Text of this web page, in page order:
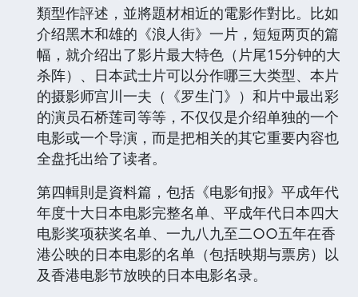
類型作評述，並將題材相近的電影作對比。比如
介绍黑木和雄的《浪人街》一片，短短两页的篇
幅，就介绍出了影片最大特色（片尾15分钟的大
杀阵）、日本武士片可以分作哪三大类型、本片
的摄影师宫川一夫（《罗生门》）和片中最出彩
的演员石桥莲司等等，不仅仅是介绍单独的一个
电影或一个导演，而是把相关的其它重要内容也
全盘托出给了读者。
第四輯則是資料篇，包括《电影旬报》平成年代
年度十大日本电影完整名单、平成年代日本四大
电影奖项获奖名单、一九八九至二○○五年在香
港公映的日本电影的名单（包括映期与票房）以
及香港电影节放映的日本电影名录。